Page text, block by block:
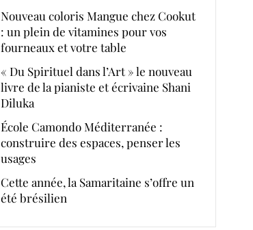
Nouveau coloris Mangue chez Cookut
: un plein de vitamines pour vos
fourneaux et votre table
« Du Spirituel dans l’Art » le nouveau
livre de la pianiste et écrivaine Shani
Diluka
École Camondo Méditerranée :
construire des espaces, penser les
usages
Cette année, la Samaritaine s’offre un
été brésilien